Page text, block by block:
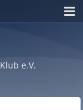
e.V.